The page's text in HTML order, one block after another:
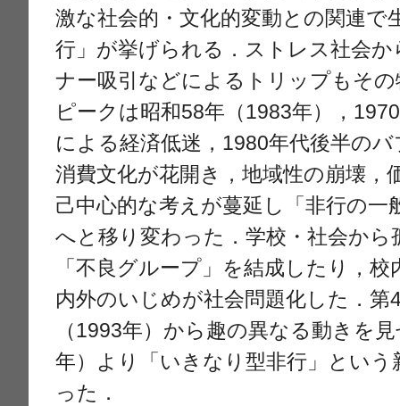
激な社会的・文化的変動との関連で
行」が挙げられる．ストレス社会
ナー吸引などによるトリップもそ
ピークは昭和58年（1983年），
による経済低迷，1980年代後半の
消費文化が花開き，地域性の崩壊，
己中心的な考えが蔓延し「非行の一
へと移り変わった．学校・社会か
「不良グループ」を結成したり，
内外のいじめが社会問題化した．第
（1993年）から趣の異なる動きを
年）より「いきなり型非行」とい
った．